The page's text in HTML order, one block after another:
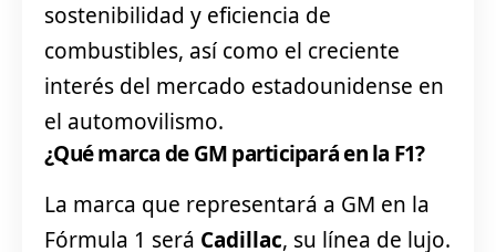
sostenibilidad y eficiencia de
combustibles, así como el creciente
interés del mercado estadounidense en
el automovilismo.
¿Qué marca de GM participará en la F1?
La marca que representará a GM en la
Fórmula 1 será Cadillac, su línea de lujo.